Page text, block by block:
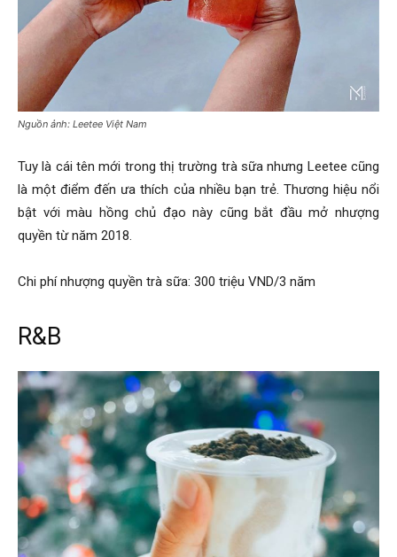
Nguồn ảnh: Leetee Việt Nam
Tuy là cái tên mới trong thị trường trà sữa nhưng Leetee cũng
là một điểm đến ưa thích của nhiều bạn trẻ. Thương hiệu nổi
bật với màu hồng chủ đạo này cũng bắt đầu mở nhượng
quyền từ năm 2018.
Chi phí nhượng quyền trà sữa: 300 triệu VND/3 năm
R&B